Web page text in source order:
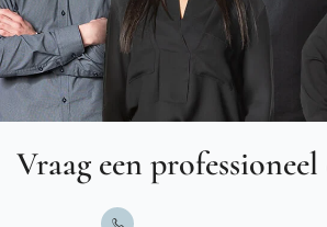
Vraag een